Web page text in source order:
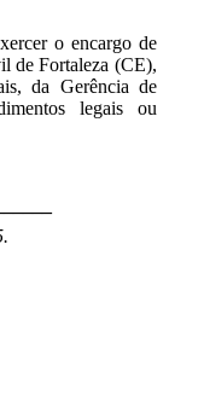
o encargo de
de Fortaleza (CE),
da Gerência de
legais ou